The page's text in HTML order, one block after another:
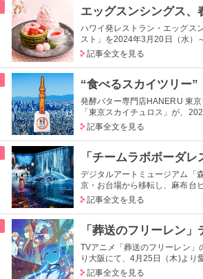
ハワイ発レストラン・エッグス
スト」を2024年3月20日（水）
記事全文を見る
発酵バター専門店HANERU 東
「東京スカイチュロス」が、
記事全文を見る
デジタルアートミュージアム「
京・お台場から移転し、麻布台
記事全文を見る
TVアニメ「葬送のフリーレン
り大阪にて、4月25日（木)より
記事全文を見る